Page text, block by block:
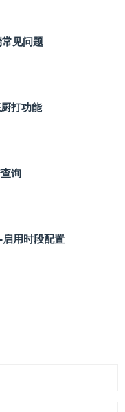
见问题
打功能
询
用时段配置